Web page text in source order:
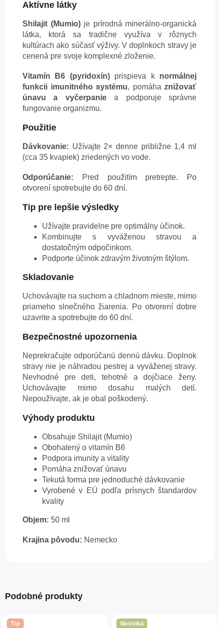
Aktívne látky
Shilajit (Mumio)je prírodná minerálno-organická
látka, ktorá sa tradične využíva v rôznych
kultúrach ako súčasť výživy. V doplnkoch stravy je
cenená pre svoje komplexné zloženie.
Vitamín B6 (pyridoxín)prispieva k normálnej
funkcii imunitného systému, pomáha znižovať
únavu a vyčerpaniea podporuje správne
fungovanie organizmu.
Použitie
Dávkovanie: Užívajte 2× denne približne 1,4 ml
(cca 35 kvapiek) zriedených vo vode.
Odporúčanie: Pred použitím pretrepte. Po
otvorení spotrebujte do 60 dní.
Tip pre lepšie výsledky
Užívajte pravidelne pre optimálny účinok.
Kombinujte s vyváženou stravou a
dostatočným odpočinkom.
Podporte účinok zdravým životným štýlom.
Skladovanie
Uchovávajte na suchom a chladnom mieste, mimo
priameho slnečného žiarenia. Po otvorení dobre
uzavrite a spotrebujte do 60 dní.
Bezpečnostné upozornenia
Neprekračujte odporúčanú dennú dávku. Doplnok
stravy nie je náhradou pestrej a vyváženej stravy.
Nevhodné pre deti, tehotné a dojčiace ženy.
Uchovávajte mimo dosahu malých detí.
Nepoužívajte, ak je obal poškodený.
Výhody produktu
Obsahuje Shilajit (Mumio)
Obohatený o vitamín B6
Podpora imunity a vitality
Pomáha znižovať únavu
Tekutá forma pre jednoduché dávkovanie
Vyrobené v EÚ podľa prísnych štandardov
kvality
Objem: 50 ml
Krajina pôvodu: Nemecko
Podobné produkty
Tip
Novinka